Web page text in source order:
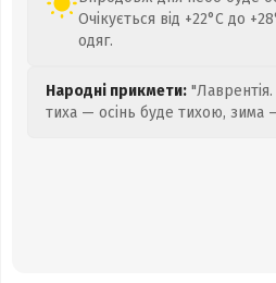
Очікується від +22°C до
одяг.
Народні прикмети:
тиха — осінь буде тихою, зима